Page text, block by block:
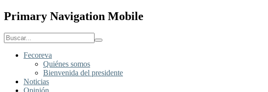
Primary Navigation Mobile
Fecoreva
Quiénes somos
Bienvenida del presidente
Noticias
Opinión